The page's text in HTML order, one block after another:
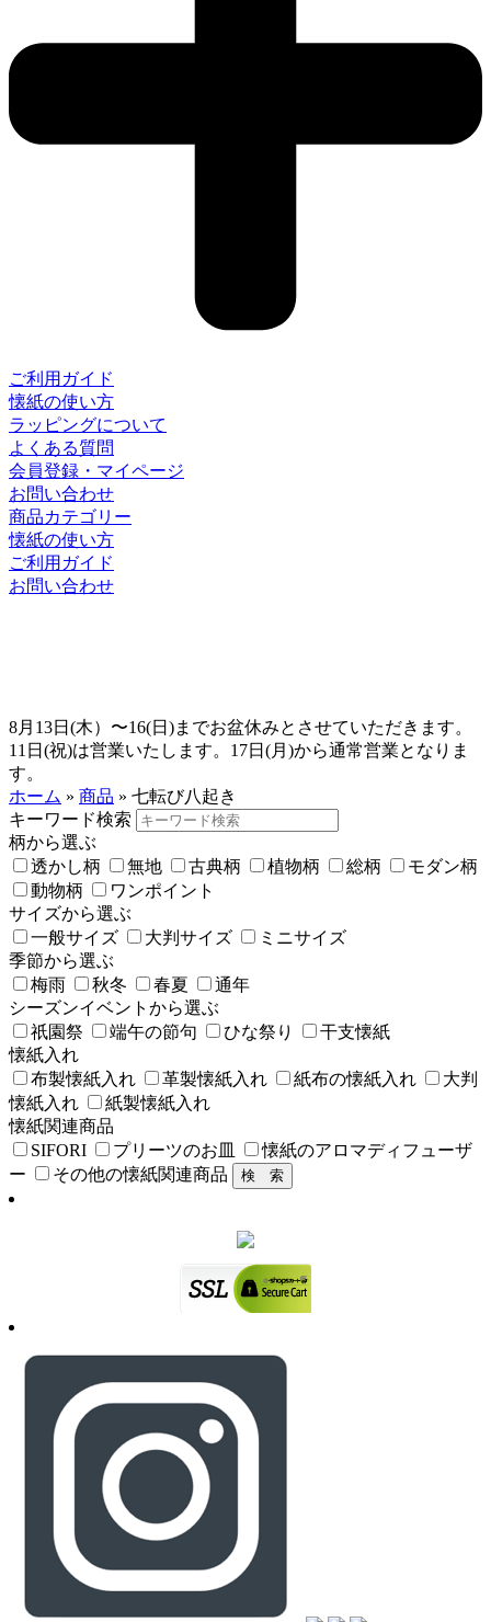
ご利用ガイド
懐紙の使い方
ラッピングについて
よくある質問
会員登録・マイページ
お問い合わせ
商品カテゴリー
懐紙の使い方
ご利用ガイド
お問い合わせ
8月13日(木）〜16(日)までお盆休みとさせていただきます。
11日(祝)は営業いたします。17日(月)から通常営業となりま
す。
ホーム » 商品 » 七転び八起き
キーワード検索
柄から選ぶ
透かし柄
無地 古典柄 植物柄 総柄
モダン柄
動物柄
ワンポイント
サイズから選ぶ
一般サイズ
大判サイズ
ミニサイズ
季節から選ぶ
梅雨
秋冬 春夏
通年
シーズンイベントから選ぶ
祇園祭
端午の節句 ひな祭り
干支懐紙
懐紙入れ
布製懐紙入れ
革製懐紙入れ 紙布の懐紙入れ
大判
懐紙入れ
紙製懐紙入れ
懐紙関連商品
SIFORI
プリーツのお皿
懐紙のアロマディフューザ
ー
その他の懐紙関連商品